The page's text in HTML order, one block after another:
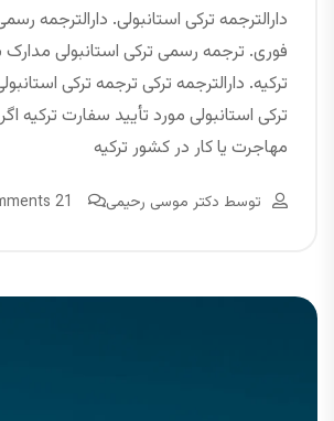
دارالترجمه ترکی استانبولی. دارالترجمه
فوری. ترجمه رسمی ترکی استانبولی مدارک
ترکیه. دارالترجمه ترکی ترجمه ترکی
ترکی استانبولی مورد تأیید سفارت ترکیه
مهاجرت یا کار در کشور ترکیه
توسط دکتر موسی رحیمی 21 Comments